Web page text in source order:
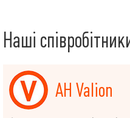
Наші
АН Valion